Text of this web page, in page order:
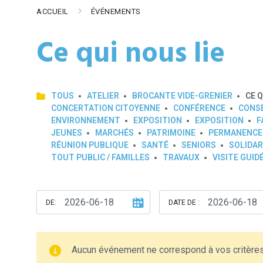
ACCUEIL ÉVÉNEMENTS
Ce qui nous lie
TOUS ATELIER BROCANTE VIDE-GRENIER CE
CONCERTATION CITOYENNE
CONFÉRENCE
ENVIRONNEMENT
EXPOSITION EXPOSITION
JEUNES
MARCHÉS PATRIMOINE
RÉUNION PUBLIQUE
SANTÉ SENIORS
TOUT PUBLIC / FAMILLES
TRAVAUX VISITE
DE: DATE DE :
Aucun événement ne correspond à vos